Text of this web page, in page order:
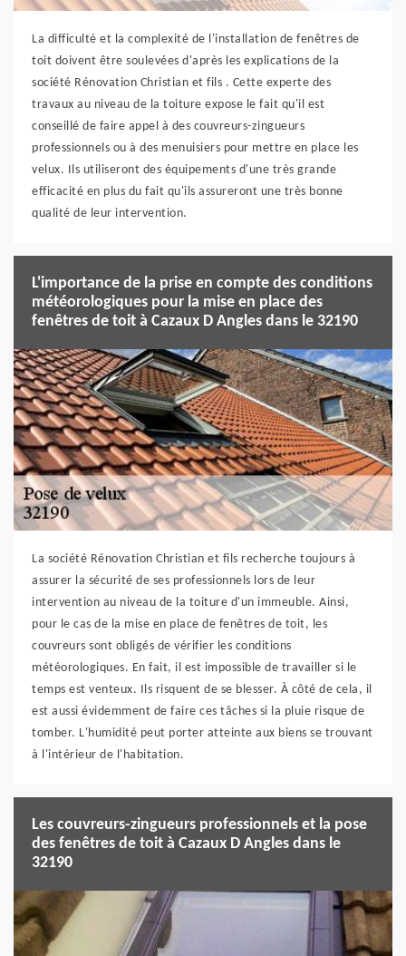
La difficulté et la complexité de l'installation de fenêtres de
toit doivent être soulevées d'après les explications de la
société Rénovation Christian et fils . Cette experte des
travaux au niveau de la toiture expose le fait qu'il est
conseillé de faire appel à des couvreurs-zingueurs
professionnels ou à des menuisiers pour mettre en place les
velux. Ils utiliseront des équipements d'une très grande
efficacité en plus du fait qu'ils assureront une très bonne
qualité de leur intervention.
L'importance de la prise en compte des conditions
météorologiques pour la mise en place des
fenêtres de toit à Cazaux D Angles dans le 32190
La société Rénovation Christian et fils recherche toujours à
assurer la sécurité de ses professionnels lors de leur
intervention au niveau de la toiture d'un immeuble. Ainsi,
pour le cas de la mise en place de fenêtres de toit, les
couvreurs sont obligés de vérifier les conditions
météorologiques. En fait, il est impossible de travailler si le
temps est venteux. Ils risquent de se blesser. À côté de cela, il
est aussi évidemment de faire ces tâches si la pluie risque de
tomber. L'humidité peut porter atteinte aux biens se trouvant
à l'intérieur de l'habitation.
Les couvreurs-zingueurs professionnels et la pose
des fenêtres de toit à Cazaux D Angles dans le
32190